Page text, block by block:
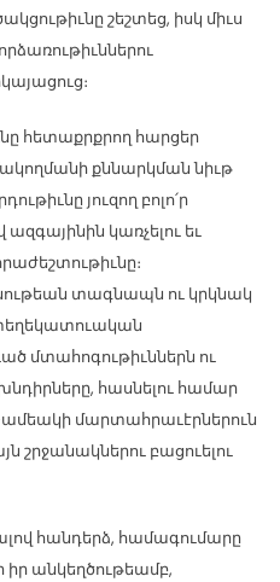
շեշտեց, իսկ միւս
հետաքրքրող հարցեր
քննարկման նիւթ
յուզող բոլո՛ր
կառչելու եւ
տագնապն ու կրկնակ
մտահոգութիւններն ու
հասնելու համար
ամեակի մարտահրաւէրներուն
շրջանակներու բացուելու
հանդերձ, համագումարը
անկեղծութեամբ,